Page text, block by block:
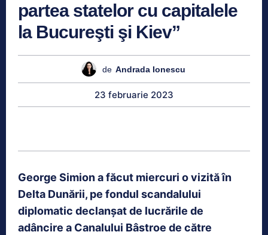
partea statelor cu capitalele
la Bucureşti şi Kiev”
de Andrada Ionescu
23 februarie 2023
George Simion a făcut miercuri o vizită în
Delta Dunării, pe fondul scandalului
diplomatic declanşat de lucrările de
adâncire a Canalului Bâstroe de către